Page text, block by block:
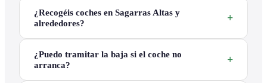
¿Recogéis coches en Sagarras Altas y
alrededores?
¿Puedo tramitar la baja si el coche no
arranca?